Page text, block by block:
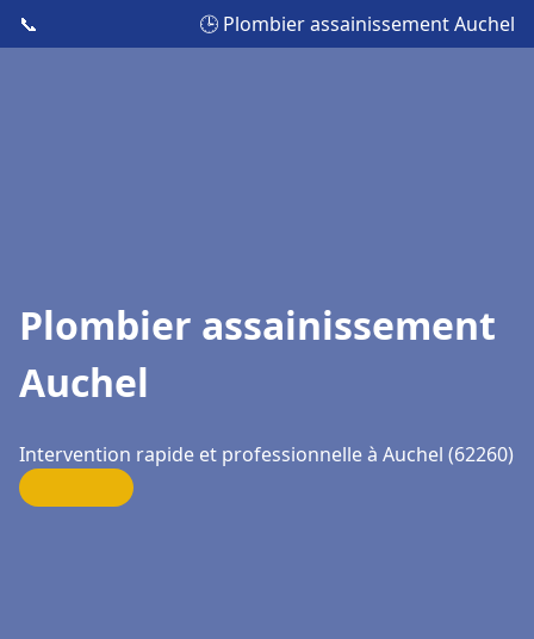
📞 🕒 Plombier assainissement Auchel
Plombier assainissement
Auchel
Intervention rapide et professionnelle à Auchel (62260)